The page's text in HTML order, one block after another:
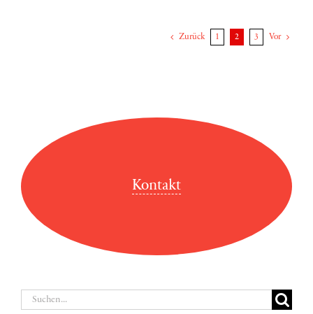
Zurück 1 2 3 Vor
Kontakt
Suche